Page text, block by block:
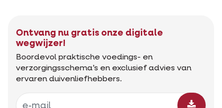
Ontvang nu gratis onze digitale
wegwijzer!
Boordevol praktische voedings- en
verzorgingsschema’s en exclusief advies van
ervaren duivenliefhebbers.